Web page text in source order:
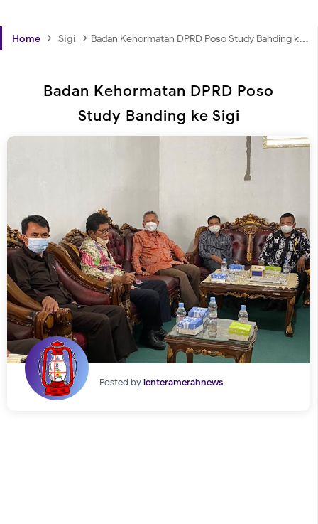
Home › Sigi › Badan Kehormatan DPRD Poso Study Banding ke Sigi
Badan Kehormatan DPRD Poso
Study Banding ke Sigi
Posted bylenteramerahnews